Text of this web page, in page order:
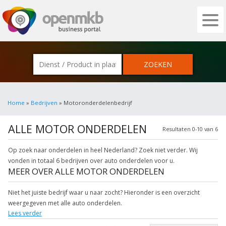
OPENMKB - DE ZAKELIJKE PORTAL
Home » Bedrijven » Motoronderdelenbedrijf
Resultaten 0-10 van 6
ALLE MOTOR ONDERDELEN
Op zoek naar onderdelen in heel Nederland? Zoek niet verder. Wij
vonden in totaal 6 bedrijven over auto onderdelen voor u.
MEER OVER ALLE MOTOR ONDERDELEN
Niet het juiste bedrijf waar u naar zocht? Hieronder is een overzicht
weergegeven met alle auto onderdelen.
Onderstaande items zijn gerelateerd aan motoren onderdelen. Klik een
Lees verder